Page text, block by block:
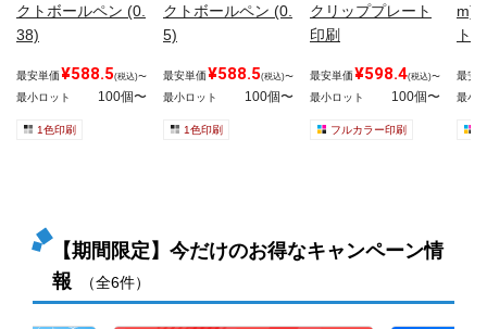
クトボールペン (0.
38)
最安単価¥588.5(税込)〜
最小ロット 100個〜
1色印刷
クトボールペン (0.
5)
最安単価¥588.5(税込)〜
最小ロット 100個〜
1色印刷
クリッププレート
印刷
最安単価¥598.4(税込)〜
最小ロット 100個〜
フルカラー印刷
m)
ト
最安
最小
【期間限定】今だけのお得なキャンペーン情
報
（全6件）